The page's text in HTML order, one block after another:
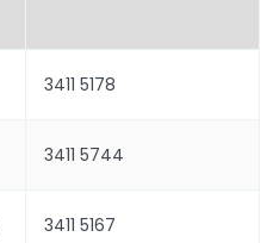
3411 5178
3411 5744
3411 5167